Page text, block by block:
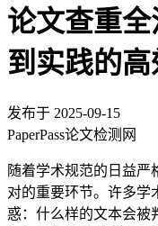
论文查重
到实践的
发布于 2025-09-15
PaperPass论文检测网
随着学术规范的日益严
对的重要环节。许多学
惑：什么样的文本会被